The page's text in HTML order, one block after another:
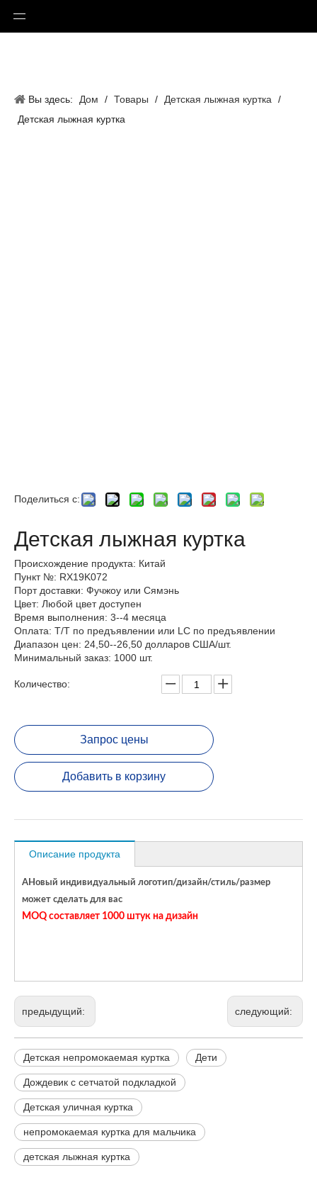
Вы здесь: Дом / Товары / Детская лыжная куртка
/
Детская лыжная куртка
Поделиться с:
Детская лыжная куртка
Происхождение продукта: Китай
Пункт №: RX19K072
Порт доставки: Фучжоу или Сямэнь
Цвет: Любой цвет доступен
Время выполнения: 3--4 месяца
Оплата: T/T по предъявлении или LC по предъявлении
Диапазон цен: 24,50--26,50 долларов США/шт.
Минимальный заказ: 1000 шт.
Количество:
Запрос цены
Добавить в корзину
Описание продукта
AНовый индивидуальный логотип/дизайн/стиль/размер
может сделать для вас
MOQ составляет 1000 штук на дизайн
предыдущий: следующий:
Детская непромокаемая куртка Дети
Дождевик с сетчатой ​​подкладкой
Детская уличная куртка
непромокаемая куртка для мальчика
детская лыжная куртка